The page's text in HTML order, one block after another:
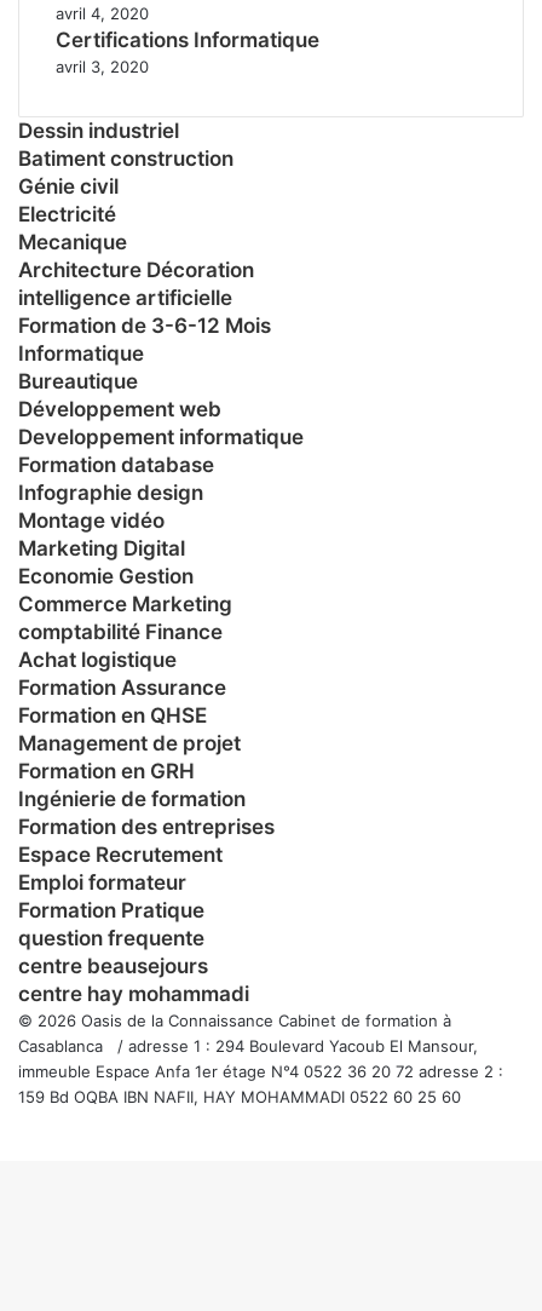
avril 4, 2020
Certifications Informatique
avril 3, 2020
Dessin industriel
Batiment construction
Génie civil
Electricité
Mecanique
Architecture Décoration
intelligence artificielle
Formation de 3-6-12 Mois
Informatique
Bureautique
Développement web
Developpement informatique
Formation database
Infographie design
Montage vidéo
Marketing Digital
Economie Gestion
Commerce Marketing
comptabilité Finance
Achat logistique
Formation Assurance
Formation en QHSE
Management de projet
Formation en GRH
Ingénierie de formation
Formation des entreprises
Espace Recrutement
Emploi formateur
Formation Pratique
question frequente
centre beausejours
centre hay mohammadi
© 2026 Oasis de la Connaissance Cabinet de formation à
Casablanca / adresse 1 : 294 Boulevard Yacoub El Mansour,
immeuble Espace Anfa 1er étage N°4 0522 36 20 72 adresse 2 :
159 Bd OQBA IBN NAFII, HAY MOHAMMADI 0522 60 25 60